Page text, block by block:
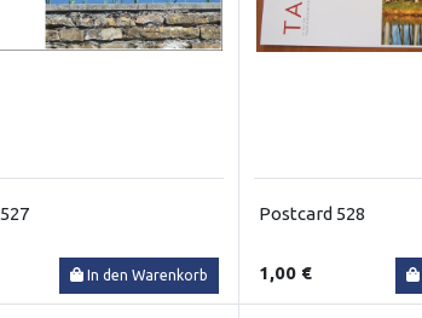
In den Warenkorb
Postcard 528
1,00 €